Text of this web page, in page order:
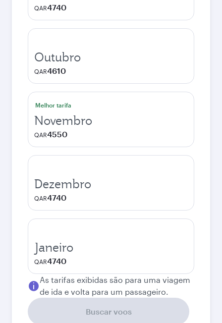
QAR4740
Outubro
QAR4610
Melhor tarifa
Novembro
QAR4550
Dezembro
QAR4740
Janeiro
QAR4740
As tarifas exibidas são para uma viagem
de ida e volta para um passageiro.
Buscar voos